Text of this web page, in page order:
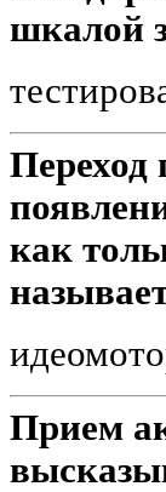
шкалой
Переход
как
Прием